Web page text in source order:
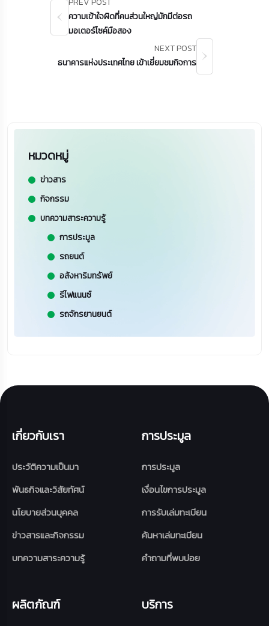
ความเข้าใจผิดที่คนส่วนใหญ่มักมีต่อรถ
มอเตอร์ไซค์มือสอง
NEXT POST
ธนาคารแห่งประเทศไทย เข้าเยี่ยมชมกิจการ
หมวดหมู่
ข่าวสาร
กิจกรรม
บทความสาระความรู้
การประมูล
รถยนต์
อสังหาริมทรัพย์
รีไฟแนนซ์
รถจักรยานยนต์
เกี่ยวกับเรา
ประวัติความเป็นมา
พันธกิจและวิสัยทัศน์
นโยบายส่วนบุคคล
ข่าวสารและกิจกรรม
บทความสาระความรู้
การประมูล
การประมูล
เงื่อนไขการประมูล
การรับเล่มทะเบียน
ค้นหาเล่มทะเบียน
คำถามที่พบบ่อย
ผลิตภัณฑ์ บริการ